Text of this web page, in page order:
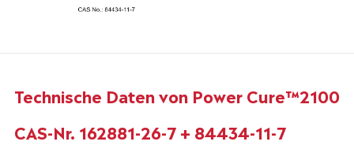
Technische Daten von Power Cure™2100
CAS-Nr. 162881-26-7 + 84434-11-7